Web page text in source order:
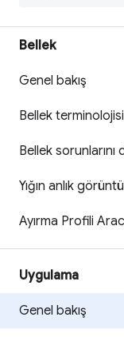
Bellek
Genel bakış
Bellek terminolojisi
Bellek sorunlarını
Yığın anlık
Ayırma Profili
Uygulama
Genel bakış